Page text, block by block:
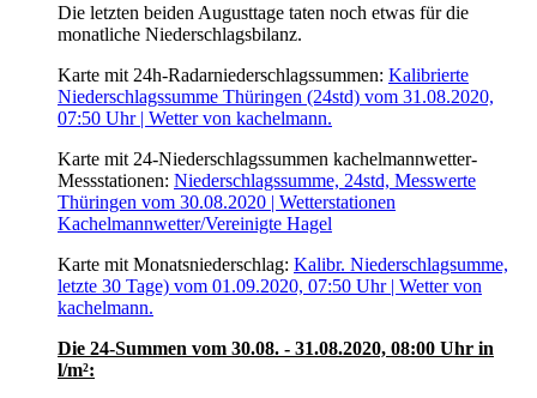
Die letzten beiden Augusttage taten noch etwas für die
monatliche Niederschlagsbilanz.
Karte mit 24h-Radarniederschlagssummen: Kalibrierte
Niederschlagssumme Thüringen (24std) vom 31.08.2020,
07:50 Uhr | Wetter von kachelmann.
Karte mit 24-Niederschlagssummen kachelmannwetter-
Messstationen: Niederschlagssumme, 24std, Messwerte
Thüringen vom 30.08.2020 | Wetterstationen
Kachelmannwetter/Vereinigte Hagel
Karte mit Monatsniederschlag: Kalibr. Niederschlagsumme,
letzte 30 Tage) vom 01.09.2020, 07:50 Uhr | Wetter von
kachelmann.
Die 24-Summen vom 30.08. - 31.08.2020, 08:00 Uhr in
l/m²: